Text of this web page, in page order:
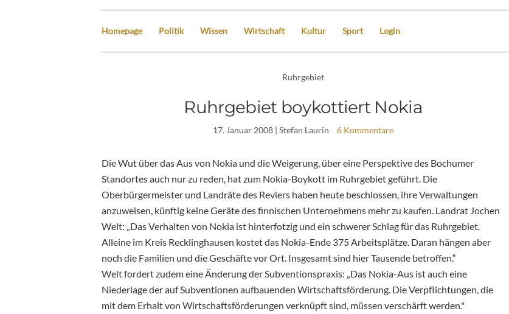
Homepage Politik Wissen Wirtschaft Kultur Sport Login
Ruhrgebiet
Ruhrgebiet boykottiert Nokia
17. Januar 2008 | Stefan Laurin 6 Kommentare
Die Wut über das Aus von Nokia und die Weigerung, über eine Perspektive des Bochumer
Standortes auch nur zu reden, hat zum Nokia-Boykott im Ruhrgebiet geführt. Die
Oberbürgermeister und Landräte des Reviers haben heute beschlossen, ihre Verwaltungen
anzuweisen, künftig keine Geräte des finnischen Unternehmens mehr zu kaufen. Landrat Jochen
Welt: „Das Verhalten von Nokia ist hinterfotzig und ein schwerer Schlag für das Ruhrgebiet.
Alleine im Kreis Recklinghausen kostet das Nokia-Ende 375 Arbeitsplätze. Daran hängen aber
noch die Familien und die Geschäfte vor Ort. Insgesamt sind hier Tausende betroffen.“
Welt fordert zudem eine Änderung der Subventionspraxis: „Das Nokia-Aus ist auch eine
Niederlage der auf Subventionen aufbauenden Wirtschaftsförderung. Die Verpflichtungen, die
mit dem Erhalt von Wirtschaftsförderungen verknüpft sind, müssen verschärft werden."